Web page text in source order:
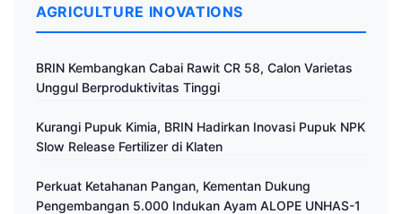
AGRICULTURE INOVATIONS
BRIN Kembangkan Cabai Rawit CR 58, Calon Varietas
Unggul Berproduktivitas Tinggi
Kurangi Pupuk Kimia, BRIN Hadirkan Inovasi Pupuk NPK
Slow Release Fertilizer di Klaten
Perkuat Ketahanan Pangan, Kementan Dukung
Pengembangan 5.000 Indukan Ayam ALOPE UNHAS-1